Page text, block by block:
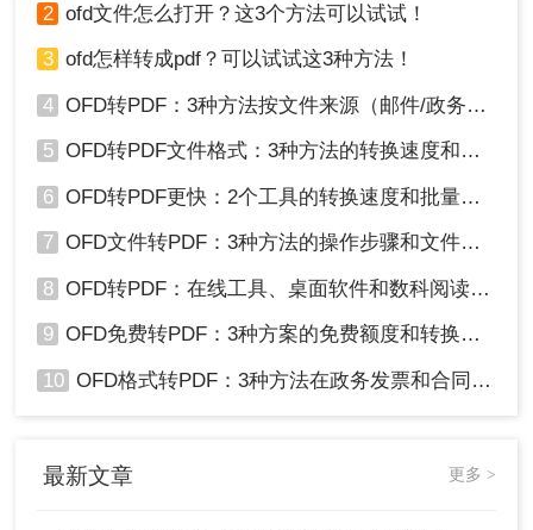
2 ofd文件怎么打开？这3个方法可以试试！
3 ofd怎样转成pdf？可以试试这3种方法！
4 OFD转PDF：3种方法按文件来源（邮件/政务平台/扫描件）选！
5 OFD转PDF文件格式：3种方法的转换速度和格式保留对比！
6 OFD转PDF更快：2个工具的转换速度和批量处理能力对比！
7 OFD文件转PDF：3种方法的操作步骤和文件大小限制！
8 OFD转PDF：在线工具、桌面软件和数科阅读器，哪个更适合你！
9 OFD免费转PDF：3种方案的免费额度和转换效果实测！
10 OFD格式转PDF：3种方法在政务发票和合同上的转换精度差异！
最新文章 更多 >